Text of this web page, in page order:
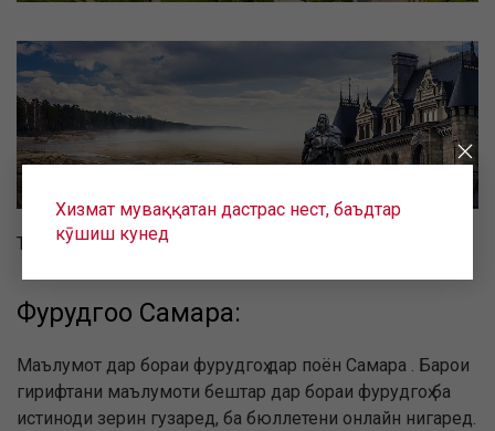
Тоҷик зуд:
Фурудгоҳҳо Самара:
Маълумот дар бораи фурудгоҳ дар поён Самара . Барои
гирифтани маълумоти бештар дар бораи фурудгоҳ ба
истиноди зерин гузаред, ба бюллетени онлайн нигаред.
Хизмат муваққатан дастрас нест, баъдтар
кӯшиш кунед